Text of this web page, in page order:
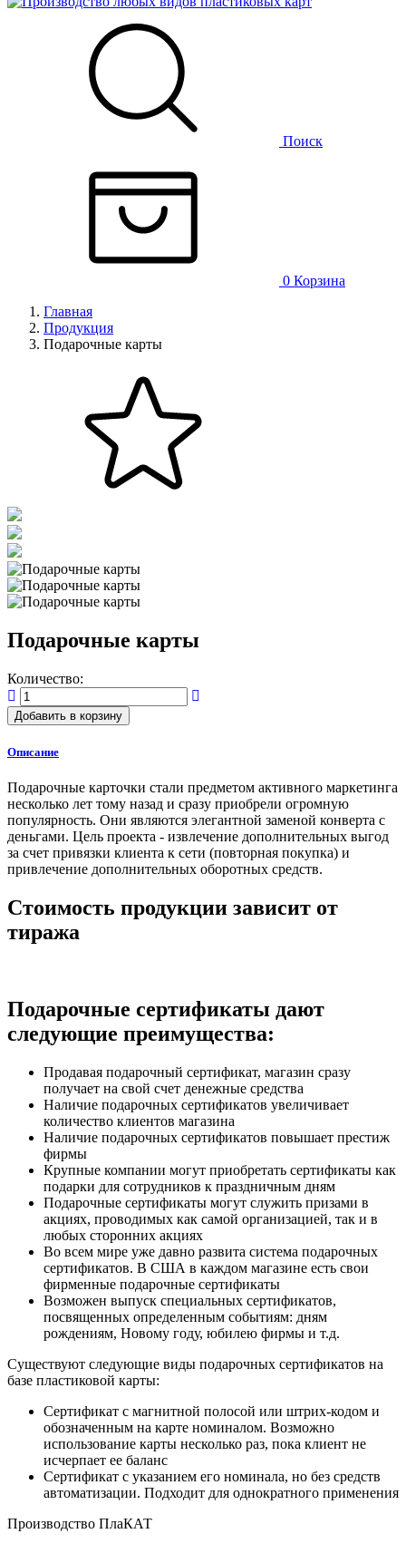
Поиск
0 Корзина
Главная
Продукция
Подарочные карты
Подарочные карты
Количество:
Добавить в корзину
Описание
Подарочные карточки стали предметом активного маркетинга
несколько лет тому назад и сразу приобрели огромную
популярность. Они являются элегантной заменой конверта с
деньгами. Цель проекта - извлечение дополнительных выгод
за счет привязки клиента к сети (повторная покупка) и
привлечение дополнительных оборотных средств.
Стоимость продукции зависит от
тиража
Подарочные сертификаты дают
следующие преимущества:
Продавая подарочный сертификат, магазин сразу
получает на свой счет денежные средства
Наличие подарочных сертификатов увеличивает
количество клиентов магазина
Наличие подарочных сертификатов повышает престиж
фирмы
Крупные компании могут приобретать сертификаты как
подарки для сотрудников к праздничным дням
Подарочные сертификаты могут служить призами в
акциях, проводимых как самой организацией, так и в
любых сторонних акциях
Во всем мире уже давно развита система подарочных
сертификатов. В США в каждом магазине есть свои
фирменные подарочные сертификаты
Возможен выпуск специальных сертификатов,
посвященных определенным событиям: дням
рождениям, Новому году, юбилею фирмы и т.д.
Существуют следующие виды подарочных сертификатов на
базе пластиковой карты:
Сертификат с магнитной полосой или штрих-кодом и
обозначенным на карте номиналом. Возможно
использование карты несколько раз, пока клиент не
исчерпает ее баланс
Сертификат с указанием его номинала, но без средств
автоматизации. Подходит для однократного применения
Производство ПлаКАТ